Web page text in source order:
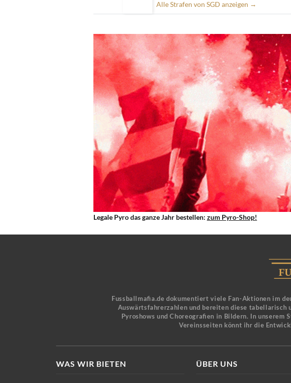
Alle Strafen von SGD anzeigen →
Legale Pyro das ganze Jahr bestellen: zum Pyro-Shop!
Fussballmafia.de dokumentiert viele Fan-Aktionen im
Auswärtsfahrerzahlen und bereiten diese tabellarisch
Pyroshows und Choreografien in Bildern. In
Vereinsseiten könnt ihr die
WAS WIR BIETEN ÜBER UNS